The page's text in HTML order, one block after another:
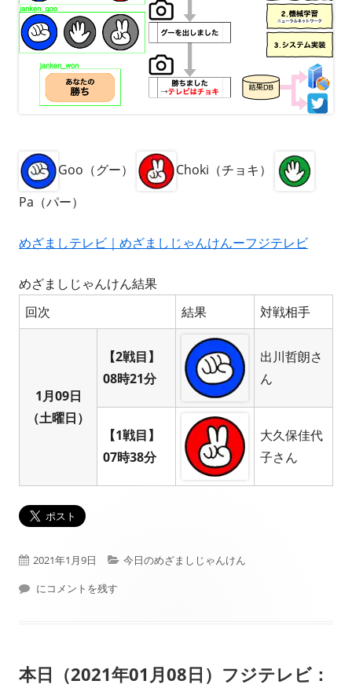
Goo（グー）
Choki（チョキ）
Pa（パー）
めざましテレビ｜めざましじゃんけんーフジテレビ
めざましじゃんけん結果
回次
結果 対戦相手
1月09日
（土曜日）
【2戦目】
08時21分
出川哲朗さ
ん
【1戦目】
07時38分
大久保佳代
子さん
公
開
2021年1月9日
カ
ー
今日のめざましじゃんけん
本日（2021年01月09日）フジテレビ： めざましじゃんけん 結果
にコメントを残す
本日（2021年01月08日）フジテレビ：